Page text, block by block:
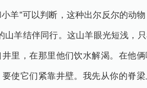
羊”可以判断，这种出尔反尔的动物
羊结伴同行。这山羊眼光短浅，
里，在那里他们饮水解渴。在他
使它们紧靠井壁。我先从你的脊